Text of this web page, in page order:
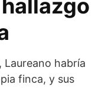
Laureano habría
finca, y sus